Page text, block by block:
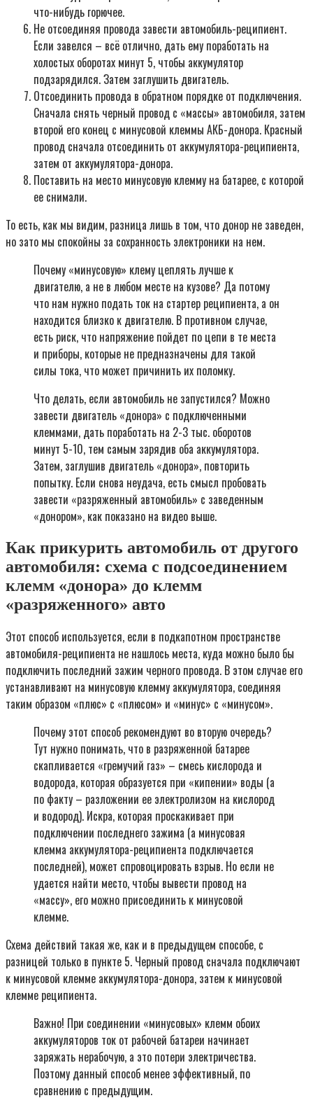
что-нибудь горючее.
Не отсоединяя провода завести автомобиль-реципиент.
Если завелся – всё отлично, дать ему поработать на
холостых оборотах минут 5, чтобы аккумулятор
подзарядился. Затем заглушить двигатель.
Отсоединить провода в обратном порядке от подключения.
Сначала снять черный провод с «массы» автомобиля, затем
второй его конец с минусовой клеммы АКБ-донора. Красный
провод сначала отсоединить от аккумулятора-реципиента,
затем от аккумулятора-донора.
Поставить на место минусовую клемму на батарее, с которой
ее снимали.
То есть, как мы видим, разница лишь в том, что донор не заведен,
но зато мы спокойны за сохранность электроники на нем.
Почему «минусовую» клему цеплять лучше к
двигателю, а не в любом месте на кузове? Да потому
что нам нужно подать ток на стартер реципиента, а он
находится близко к двигателю. В противном случае,
есть риск, что напряжение пойдет по цепи в те места
и приборы, которые не предназначены для такой
силы тока, что может причинить их поломку.
Что делать, если автомобиль не запустился? Можно
завести двигатель «донора» с подключенными
клеммами, дать поработать на 2-3 тыс. оборотов
минут 5-10, тем самым зарядив оба аккумулятора.
Затем, заглушив двигатель «донора», повторить
попытку. Если снова неудача, есть смысл пробовать
завести «разряженный автомобиль» с заведенным
«донором», как показано на видео выше.
Как прикурить автомобиль от другого
автомобиля: схема с подсоединением
клемм «донора» до клемм
«разряженного» авто
Этот способ используется, если в подкапотном пространстве
автомобиля-реципиента не нашлось места, куда можно было бы
подключить последний зажим черного провода. В этом случае его
устанавливают на минусовую клемму аккумулятора, соединяя
таким образом «плюс» с «плюсом» и «минус» с «минусом».
Почему этот способ рекомендуют во вторую очередь?
Тут нужно понимать, что в разряженной батарее
скапливается «гремучий газ» – смесь кислорода и
водорода, которая образуется при «кипении» воды (а
по факту – разложении ее электролизом на кислород
и водород). Искра, которая проскакивает при
подключении последнего зажима (а минусовая
клемма аккумулятора-реципиента подключается
последней), может спровоцировать взрыв. Но если не
удается найти место, чтобы вывести провод на
«массу», его можно присоединить к минусовой
клемме.
Схема действий такая же, как и в предыдущем способе, с
разницей только в пункте 5. Черный провод сначала подключают
к минусовой клемме аккумулятора-донора, затем к минусовой
клемме реципиента.
Важно! При соединении «минусовых» клемм обоих
аккумуляторов ток от рабочей батареи начинает
заряжать нерабочую, а это потери электричества.
Поэтому данный способ менее эффективный, по
сравнению с предыдущим.